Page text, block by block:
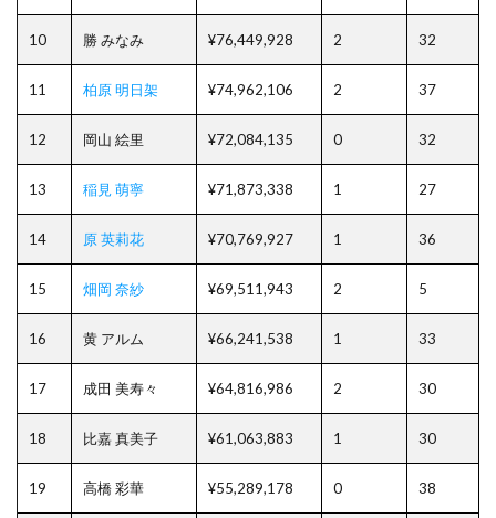
10 勝 みなみ ¥76,449,928 2 32
11 柏原 明日架 ¥74,962,106 2 37
12 岡山 絵里 ¥72,084,135 0 32
13 稲見 萌寧 ¥71,873,338 1 27
14 原 英莉花 ¥70,769,927 1 36
15 畑岡 奈紗 ¥69,511,943 2 5
16 黄 アルム ¥66,241,538 1 33
17 成田 美寿々 ¥64,816,986 2 30
18 比嘉 真美子 ¥61,063,883 1 30
19 高橋 彩華 ¥55,289,178 0 38